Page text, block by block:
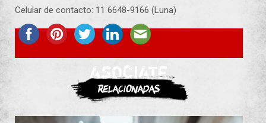
Celular de contacto: 11 6648-9166 (Luna)
ASOCIATE
Relacionadas